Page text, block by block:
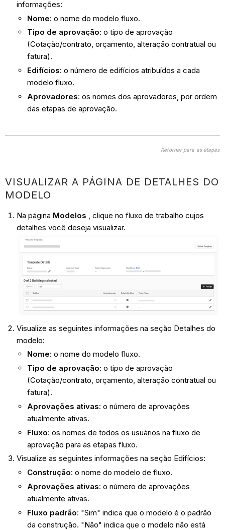
informações:
Nome: o nome do modelo fluxo.
Tipo de aprovação: o tipo de aprovação
(Cotação/contrato, orçamento, alteração contratual ou
fatura).
Edifícios: o número de edifícios atribuídos a cada
modelo fluxo.
Aprovadores: os nomes dos aprovadores, por ordem
das etapas de aprovação.
Retornar para as etapas
VISUALIZAR A PÁGINA DE DETALHES DO
MODELO
Na página Modelos , clique no fluxo de trabalho cujos
detalhes você deseja visualizar.
Visualize as seguintes informações na seção Detalhes do
modelo:
Nome: o nome do modelo fluxo.
Tipo de aprovação: o tipo de aprovação
(Cotação/contrato, orçamento, alteração contratual ou
fatura).
Aprovações ativas: o número de aprovações
atualmente ativas.
Fluxo: os nomes de todos os usuários na fluxo de
aprovação para as etapas fluxo.
Visualize as seguintes informações na seção Edifícios:
Construção: o nome do modelo de fluxo.
Aprovações ativas: o número de aprovações
atualmente ativas.
Fluxo padrão: "Sim" indica que o modelo é o padrão
da construção. "Não" indica que o modelo não está